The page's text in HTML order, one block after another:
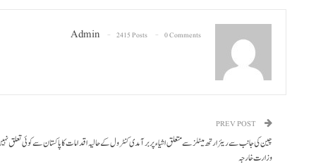
Admin 2415 Posts 0 Comments
چین کی جانب سے ریئر ارتھ میٹلز سے متعلق اشیاء پر برآمدی کنٹرول کے حالیہ اقدامات کا پاکستان سے کوئی تعلق
وزارت خارجہ